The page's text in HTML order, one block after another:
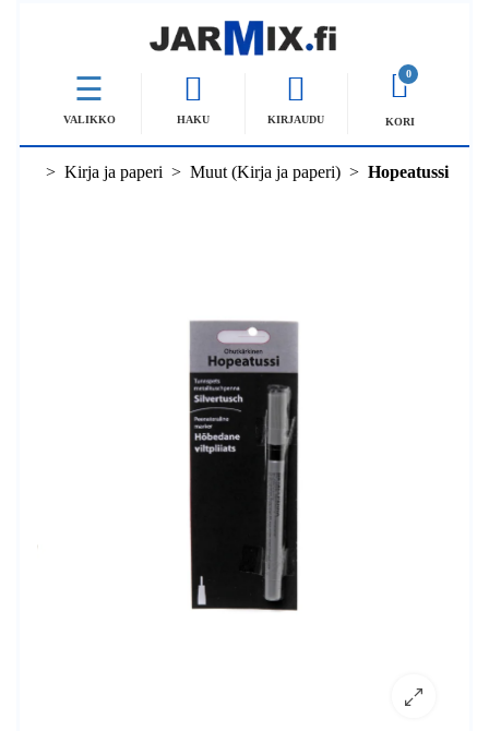
VALIKKO HAKU KIRJAUDU
0
KORI
Kirja ja paperi Muut (Kirja ja paperi) Hopeatussi